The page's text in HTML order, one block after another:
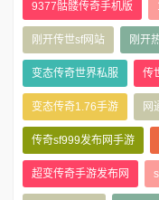
9377骷髅传奇手机版
刚开传世sf网站 刚开
变态传奇世界私服 传
变态传奇1.76手游 网
传奇sf999发布网手游
超变传奇手游发布网